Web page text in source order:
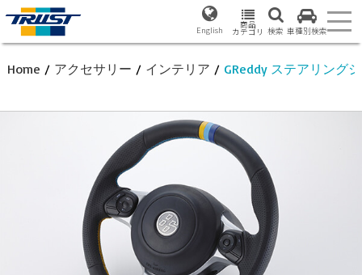
English 商品
カテゴリ 検索 車種別検索
Home / アクセサリー / インテリア / GReddy ステアリング